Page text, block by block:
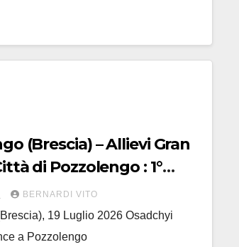
(Brescia) – Allievi Gran
di Pozzolengo : 1°
Osadchyi (Ukraina.Asd
BERNARDI VITO
19 Luglio 2026 Osadchyi
a Pozzolengo